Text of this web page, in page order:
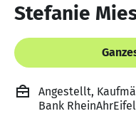
Stefanie
Angestellt,
Bank